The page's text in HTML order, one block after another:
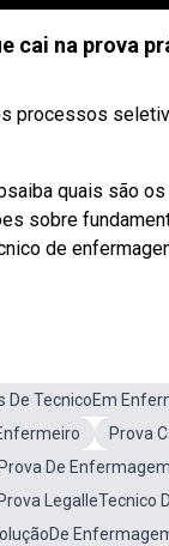
cai na prova
processos
quais são
sobre
de
De TecnicoEm
Prova
De Enfermagem
Prova LegalleTecnico